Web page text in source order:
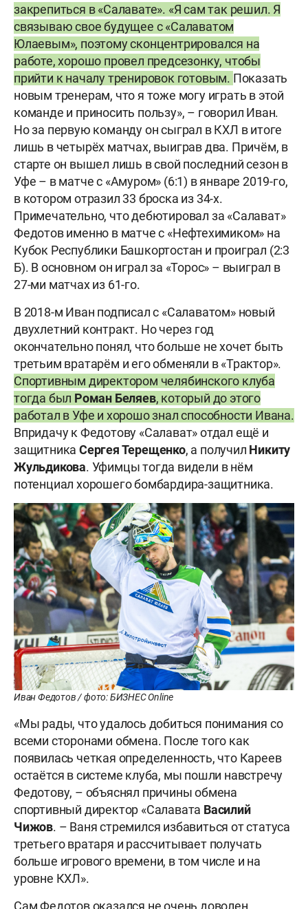
закрепиться в «Салавате». «Я сам так решил. Я
связываю свое будущее с «Салаватом
Юлаевым», поэтому сконцентрировался на
работе, хорошо провел предсезонку, чтобы
прийти к началу тренировок готовым. Показать
новым тренерам, что я тоже могу играть в этой
команде и приносить пользу», – говорил Иван.
Но за первую команду он сыграл в КХЛ в итоге
лишь в четырёх матчах, выиграв два. Причём, в
старте он вышел лишь в свой последний сезон в
Уфе – в матче с «Амуром» (6:1) в январе 2019-го,
в котором отразил 33 броска из 34-х.
Примечательно, что дебютировал за «Салават»
Федотов именно в матче с «Нефтехимиком» на
Кубок Республики Башкортостан и проиграл (2:3
Б). В основном он играл за «Торос» – выиграл в
27-ми матчах из 61-го.
В 2018-м Иван подписал с «Салаватом» новый
двухлетний контракт. Но через год
окончательно понял, что больше не хочет быть
третьим вратарём и его обменяли в «Трактор».
Спортивным директором челябинского клуба
тогда был Роман Беляев, который до этого
работал в Уфе и хорошо знал способности Ивана.
Впридачу к Федотову «Салават» отдал ещё и
защитникаСергея Терещенко, а получил Никиту
Жульдикова. Уфимцы тогда видели в нём
потенциал хорошего бомбардира-защитника.
Иван Федотов / фото: БИЗНЕС Online
«Мы рады, что удалось добиться понимания со
всеми сторонами обмена. После того как
появилась четкая определенность, что Кареев
остаётся в системе клуба, мы пошли навстречу
Федотову, – объяснял причины обмена
спортивный директор «Салавата Василий
Чижов. – Ваня стремился избавиться от статуса
третьего вратаря и рассчитывает получать
больше игрового времени, в том числе и на
уровне КХЛ».
Сам Федотов оказался не очень доволен